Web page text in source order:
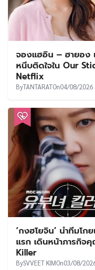
จองแฮอิน – ฮายอง
หนึบติดใจใน Our
Netflix
ByTANTARATOn04/08/2026
‘กงฮโยจิน’ นำทีมโ
แรก เดินหน้าภารกิจ
Killer
BySVVEET KIMOn03/08/